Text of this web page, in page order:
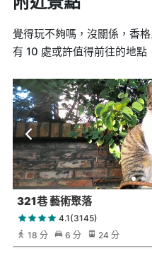
覺得玩不夠嗎，沒關係，香
有 10 處或許值得前往的地點
321巷 藝術聚落
4.1(3145)
18 分
6 分 24 分